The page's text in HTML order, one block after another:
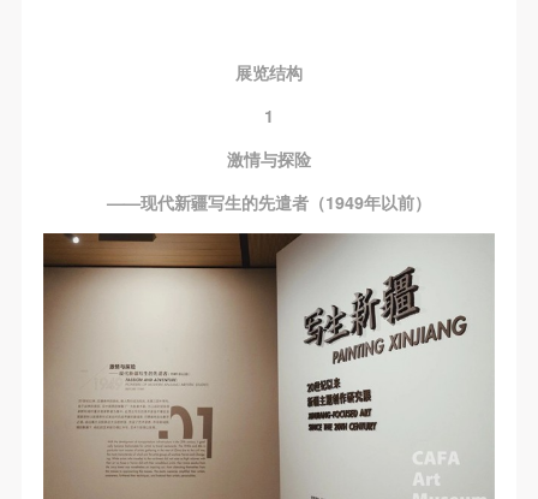
展览结构
1
激情与探险
——现代新疆写生的先遣者（1949年以前）
（3）、本协议包括纸质档和电子档，纸质档—式二
份，甲乙双方各执一份，均具有同等法律效力。
活动参与者意味着接受并承担本协议的全部义务，未
活动前，必须事先与自己的家属沟通，取得家属同
意，同时知晓并同意本免责声明。参加者签名/勾选
后，视作其家属也已知晓并同意。
我已认真阅读上述条款，并且同意。
（3）、本协议包括纸质档和电子档，纸质档—式二
份，甲乙双方各执一份，均具有同等法律效力。
活动参与者意味着接受并承担本协议的全部义务，未
活动前，必须事先与自己的家属沟通，取得家属同
意，同时知晓并同意本免责声明。参加者签名/勾选
后，视作其家属也已知晓并同意。
我已认真阅读上述条款，并且同意。
（3）、本协议包括纸质档和电子档，纸质档—式二
份，甲乙双方各执一份，均具有同等法律效力。
活动参与者意味着接受并承担本协议的全部义务，未
活动前，必须事先与自己的家属沟通，取得家属同
意，同时知晓并同意本免责声明。参加者签名/勾选
后，视作其家属也已知晓并同意。
我已认真阅读上述条款，并且同意。